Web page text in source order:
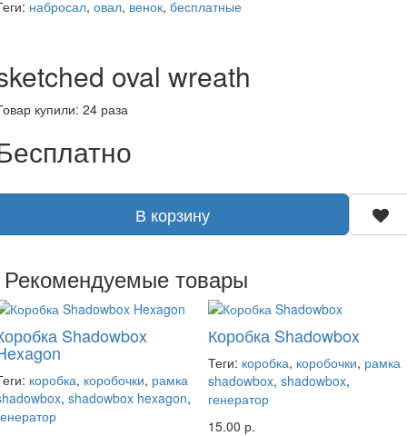
набросал, овал, венок, бесплатные
oval wreath
купили: 24 раза
В корзину
Рекомендуемые товары
Shadowbox
коробка, коробочки, рамка
, shadowbox hexagon,
Коробка Shadowbox
Теги: коробка, коробочки, рамка
shadowbox, shadowbox,
генератор
15.00 р.